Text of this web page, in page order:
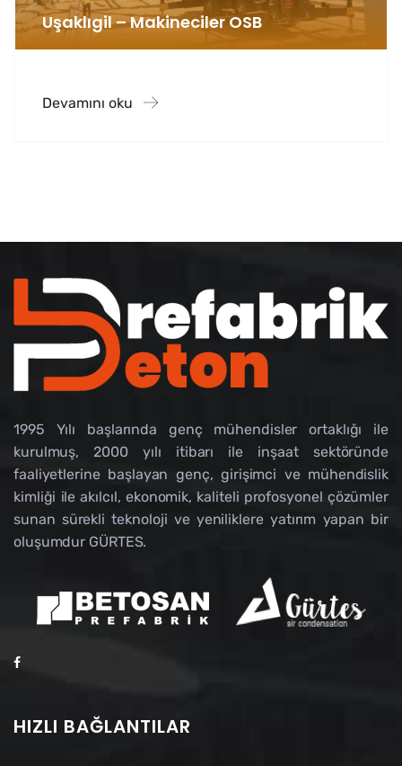
Uşaklıgil – Makineciler OSB
Devamını oku
1995 Yılı başlarında genç mühendisler ortaklığı ile
kurulmuş, 2000 yılı itibarı ile inşaat sektöründe
faaliyetlerine başlayan genç, girişimci ve mühendislik
kimliği ile akılcıl, ekonomik, kaliteli profosyonel çözümler
sunan sürekli teknoloji ve yeniliklere yatırım yapan bir
oluşumdur GÜRTES.
HIZLI BAĞLANTILAR